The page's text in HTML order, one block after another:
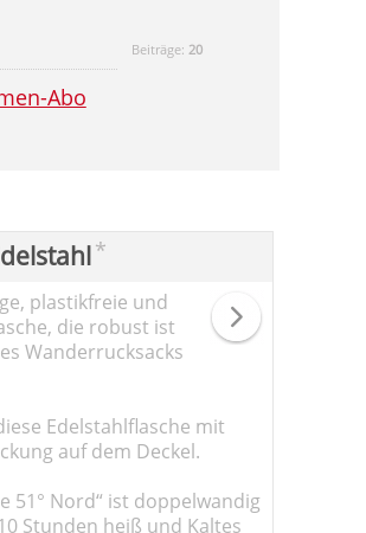
Beiträge: 20
Abo
*
plastikfreie und
die robust ist
Wanderrucksacks
Edelstahlflasche mit
auf dem Deckel.
51° Nord“ ist doppelwandig
Stunden heiß und Kaltes